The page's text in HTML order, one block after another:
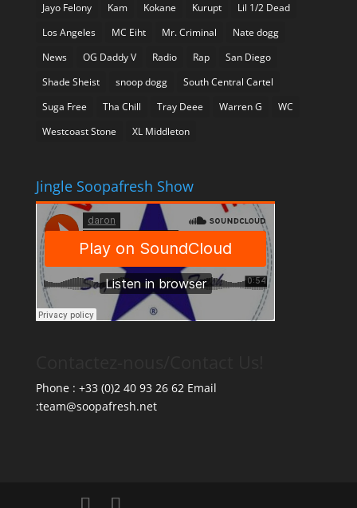
Jayo Felony
Kam Kokane Kurupt
Lil 1/2 Dead
Los Angeles
MC Eiht Mr. Criminal
Nate dogg
News
OG Daddy V Radio Rap
San Diego
Shade Sheist
snoop dogg
South Central Cartel
Suga Free
Tha Chill Tray Deee Warren G
WC
Westcoast Stone
XL Middleton
Jingle Soopafresh Show
Phone : +33 (0)2 40 93 26 62 Email
:team@soopafresh.net